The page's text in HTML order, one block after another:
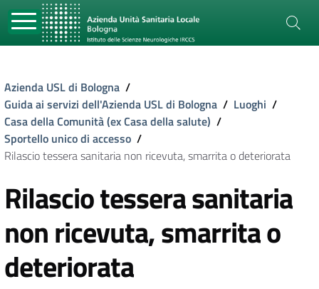
Azienda USL di Bologna /
Guida ai servizi dell'Azienda USL di Bologna / Luoghi /
Casa della Comunità (ex Casa della salute) /
Sportello unico di accesso /
Rilascio tessera sanitaria non ricevuta, smarrita o deteriorata
Rilascio tessera sanitaria
non ricevuta, smarrita o
deteriorata